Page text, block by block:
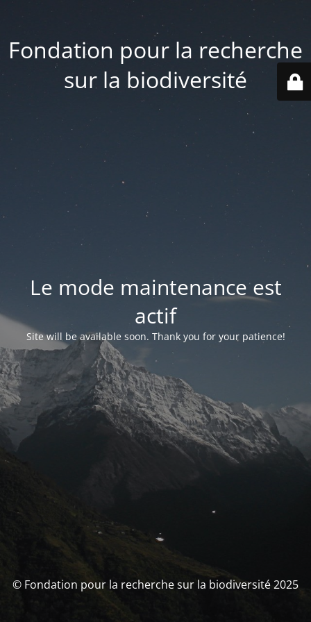
Fondation pour la recherche
sur la biodiversité
Le mode maintenance est
actif
Site will be available soon. Thank you for your patience!
© Fondation pour la recherche sur la biodiversité 2025